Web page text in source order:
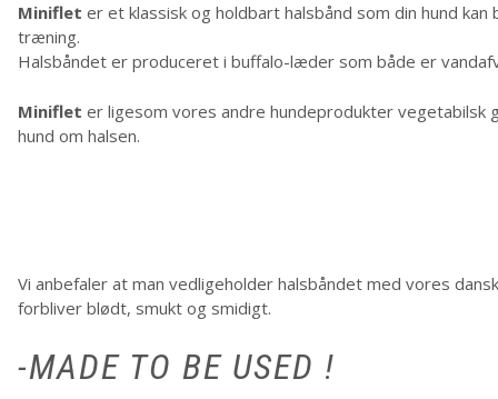
Miniflet er et klassisk og holdbart halsbånd som din hund
træning.
Halsbåndet er produceret i buffalo-læder som både er
Miniflet er ligesom vores andre hundeprodukter vegetabilsk
hund om halsen.
Vi anbefaler at man vedligeholder halsbåndet med vores
forbliver blødt, smukt og smidigt.
-MADE TO BE USED !